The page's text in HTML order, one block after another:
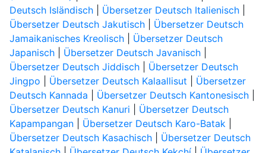
Deutsch Isländisch| Übersetzer Deutsch Italienisch|
Übersetzer Deutsch Jakutisch| Übersetzer Deutsch
Jamaikanisches Kreolisch| Übersetzer Deutsch
Japanisch| Übersetzer Deutsch Javanisch|
Übersetzer Deutsch Jiddisch| Übersetzer Deutsch
Jingpo
Übersetzer Deutsch Kalaallisut
Übersetzer
Deutsch Kannada
Übersetzer Deutsch Kantonesisch|
Übersetzer Deutsch Kanuri
Übersetzer Deutsch
Kapampangan| Übersetzer Deutsch Karo-Batak|
Übersetzer Deutsch Kasachisch| Übersetzer Deutsch